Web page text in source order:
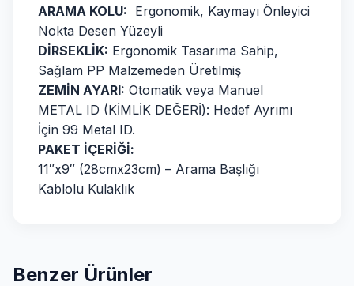
ARAMA KOLU: Ergonomik, Kaymayı Önleyici
Nokta Desen Yüzeyli
DİRSEKLİK: Ergonomik Tasarıma Sahip,
Sağlam PP Malzemeden Üretilmiş
ZEMİN AYARI: Otomatik veya Manuel
METAL ID (KİMLİK DEĞERİ): Hedef Ayrımı
İçin 99 Metal ID.
PAKET İÇERİĞİ:
11″x9″ (28cmx23cm) – Arama Başlığı
Kablolu Kulaklık
Benzer Ürünler